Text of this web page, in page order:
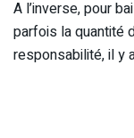
A l’inverse, pour
parfois la quantité
responsabilité, il y